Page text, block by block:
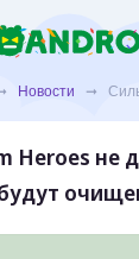
Новости ➞ Силы
Heroes не